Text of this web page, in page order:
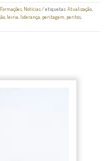
Formações, Notícias/ etiquetas:Atualização,
, leiria, liderança, peritagem, peritos,